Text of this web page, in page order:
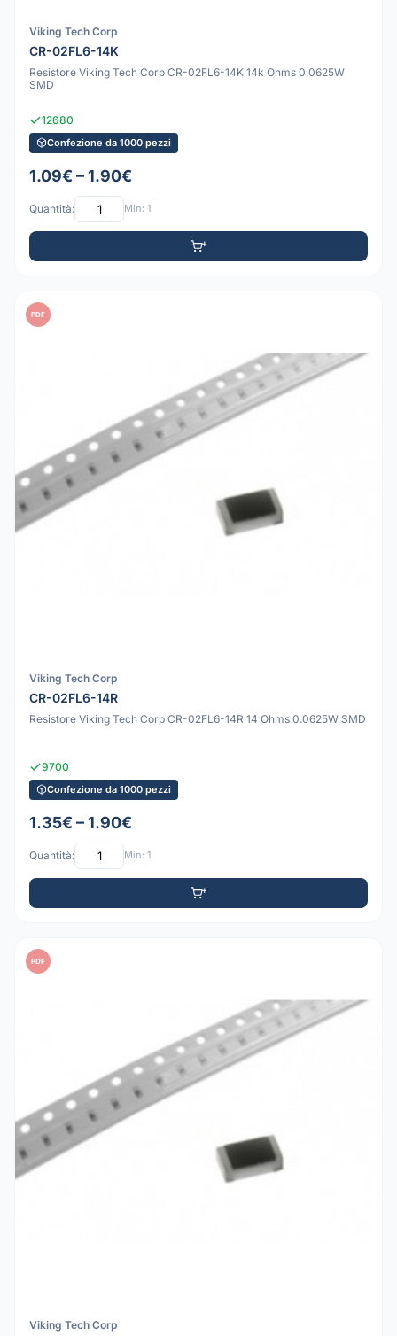
Viking Tech Corp
CR-02FL6-14K
Resistore Viking Tech Corp CR-02FL6-14K 14k Ohms 0.0625W
SMD
12680
Confezione da 1000 pezzi
1.09€ – 1.90€
Quantità: Min: 1
PDF
Viking Tech Corp
CR-02FL6-14R
Resistore Viking Tech Corp CR-02FL6-14R 14 Ohms 0.0625W SMD
9700
Confezione da 1000 pezzi
1.35€ – 1.90€
Quantità: Min: 1
PDF
Viking Tech Corp